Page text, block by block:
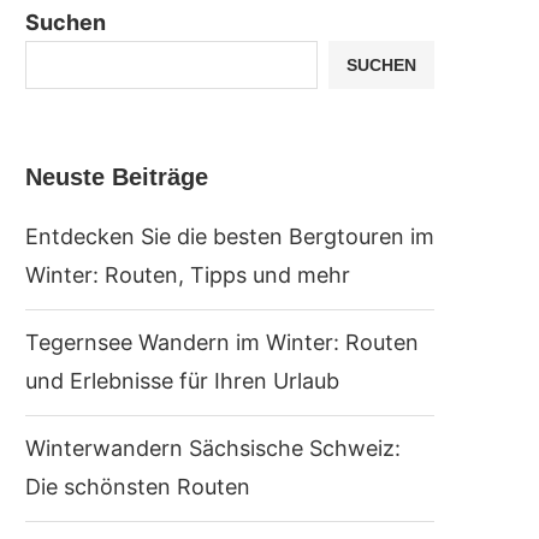
Suchen
SUCHEN
Neuste Beiträge
Entdecken Sie die besten Bergtouren im
Winter: Routen, Tipps und mehr
Tegernsee Wandern im Winter: Routen
und Erlebnisse für Ihren Urlaub
Winterwandern Sächsische Schweiz:
Die schönsten Routen